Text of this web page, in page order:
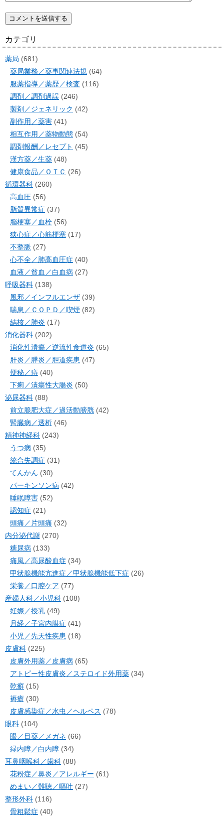
カテゴリ
薬局 (681)
薬局業務／薬事関連法規 (64)
服薬指導／薬歴／検査 (116)
調剤／調剤過誤 (246)
製剤／ジェネリック (42)
副作用／薬害 (41)
相互作用／薬物動態 (54)
調剤報酬／レセプト (45)
漢方薬／生薬 (48)
健康食品／ＯＴＣ (26)
循環器科 (260)
高血圧 (56)
脂質異常症 (37)
脳梗塞／血栓 (56)
狭心症／心筋梗塞 (17)
不整脈 (27)
心不全／肺高血圧症 (40)
血液／貧血／白血病 (27)
呼吸器科 (138)
風邪／インフルエンザ (39)
喘息／ＣＯＰＤ／喫煙 (82)
結核／肺炎 (17)
消化器科 (202)
消化性潰瘍／逆流性食道炎 (65)
肝炎／膵炎／胆道疾患 (47)
便秘／痔 (40)
下痢／潰瘍性大腸炎 (50)
泌尿器科 (88)
前立腺肥大症／過活動膀胱 (42)
腎臓病／透析 (46)
精神神経科 (243)
うつ病 (35)
統合失調症 (31)
てんかん (30)
パーキンソン病 (42)
睡眠障害 (52)
認知症 (21)
頭痛／片頭痛 (32)
内分泌代謝 (270)
糖尿病 (133)
痛風／高尿酸血症 (34)
甲状腺機能亢進症／甲状腺機能低下症 (26)
栄養／口腔ケア (77)
産婦人科／小児科 (108)
妊娠／授乳 (49)
月経／子宮内膜症 (41)
小児／先天性疾患 (18)
皮膚科 (225)
皮膚外用薬／皮膚病 (65)
アトピー性皮膚炎／ステロイド外用薬 (34)
乾癬 (15)
褥瘡 (30)
皮膚感染症／水虫／ヘルペス (78)
眼科 (104)
眼／目薬／メガネ (66)
緑内障／白内障 (34)
耳鼻咽喉科／歯科 (88)
花粉症／鼻炎／アレルギー (61)
めまい／難聴／嘔吐 (27)
整形外科 (116)
骨粗鬆症 (40)